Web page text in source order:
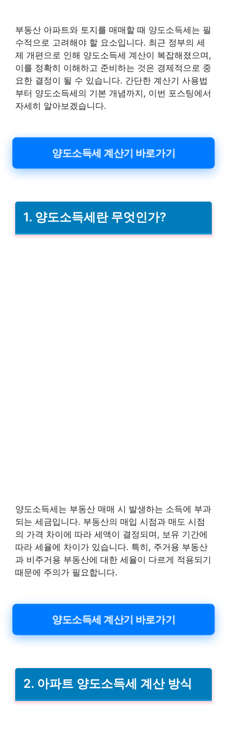
부동산 아파트와 토지를 매매할 때 양도소득세는 필
수적으로 고려해야 할 요소입니다. 최근 정부의 세
제 개편으로 인해 양도소득세 계산이 복잡해졌으며,
이를 정확히 이해하고 준비하는 것은 경제적으로 중
요한 결정이 될 수 있습니다. 간단한 계산기 사용법
부터 양도소득세의 기본 개념까지, 이번 포스팅에서
자세히 알아보겠습니다.
양도소득세 계산기 바로가기
1. 양도소득세란 무엇인가?
양도소득세는 부동산 매매 시 발생하는 소득에 부과
되는 세금입니다. 부동산의 매입 시점과 매도 시점
의 가격 차이에 따라 세액이 결정되며, 보유 기간에
따라 세율에 차이가 있습니다. 특히, 주거용 부동산
과 비주거용 부동산에 대한 세율이 다르게 적용되기
때문에 주의가 필요합니다.
양도소득세 계산기 바로가기
2. 아파트 양도소득세 계산 방식